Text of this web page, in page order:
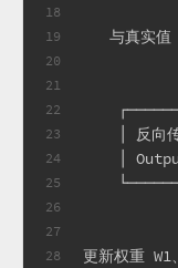
18
19
20
21
22
23
24
25
26
27
28
与真实
│ 反向
│
更新权重